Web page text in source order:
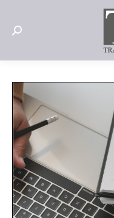
Search: